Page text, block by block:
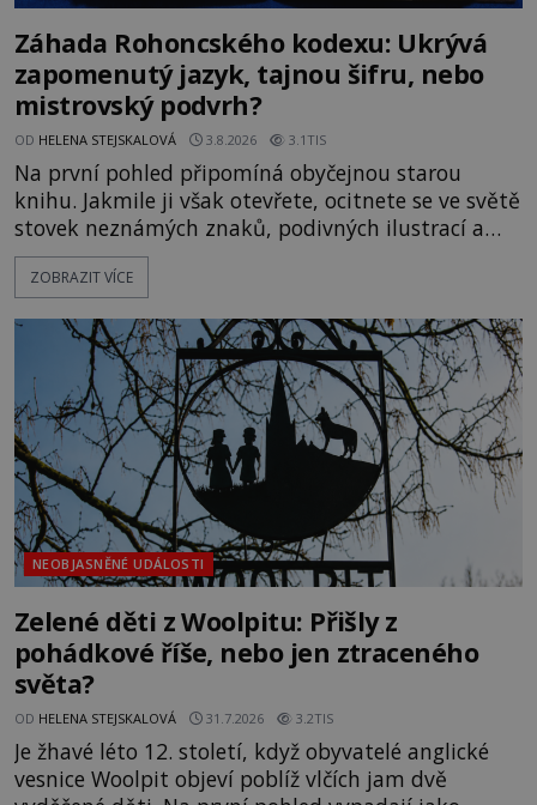
Záhada Rohoncského kodexu: Ukrývá
zapomenutý jazyk, tajnou šifru, nebo
mistrovský podvrh?
OD HELENA STEJSKALOVÁ 3.8.2026 3.1TIS
Na první pohled připomíná obyčejnou starou
knihu. Jakmile ji však otevřete, ocitnete se ve světě
stovek neznámých znaků, podivných ilustrací a
textu, který už téměř dvě století vzdoruje všem
pokusům o rozluštění. Rohoncský kodex patří mezi
jistotou neví, kdo jej napsal, kdy vznikl ani co
vlastně vypráví. Rohoncský kodex se poprvé
objevuje v roce
ZOBRAZIT VÍCE
NEOBJASNĚNÉ UDÁLOSTI
Zelené děti z Woolpitu: Přišly z
pohádkové říše, nebo jen ztraceného
světa?
OD HELENA STEJSKALOVÁ 31.7.2026 3.2TIS
Je žhavé léto 12. století, když obyvatelé anglické
vesnice Woolpit objeví poblíž vlčích jam dvě